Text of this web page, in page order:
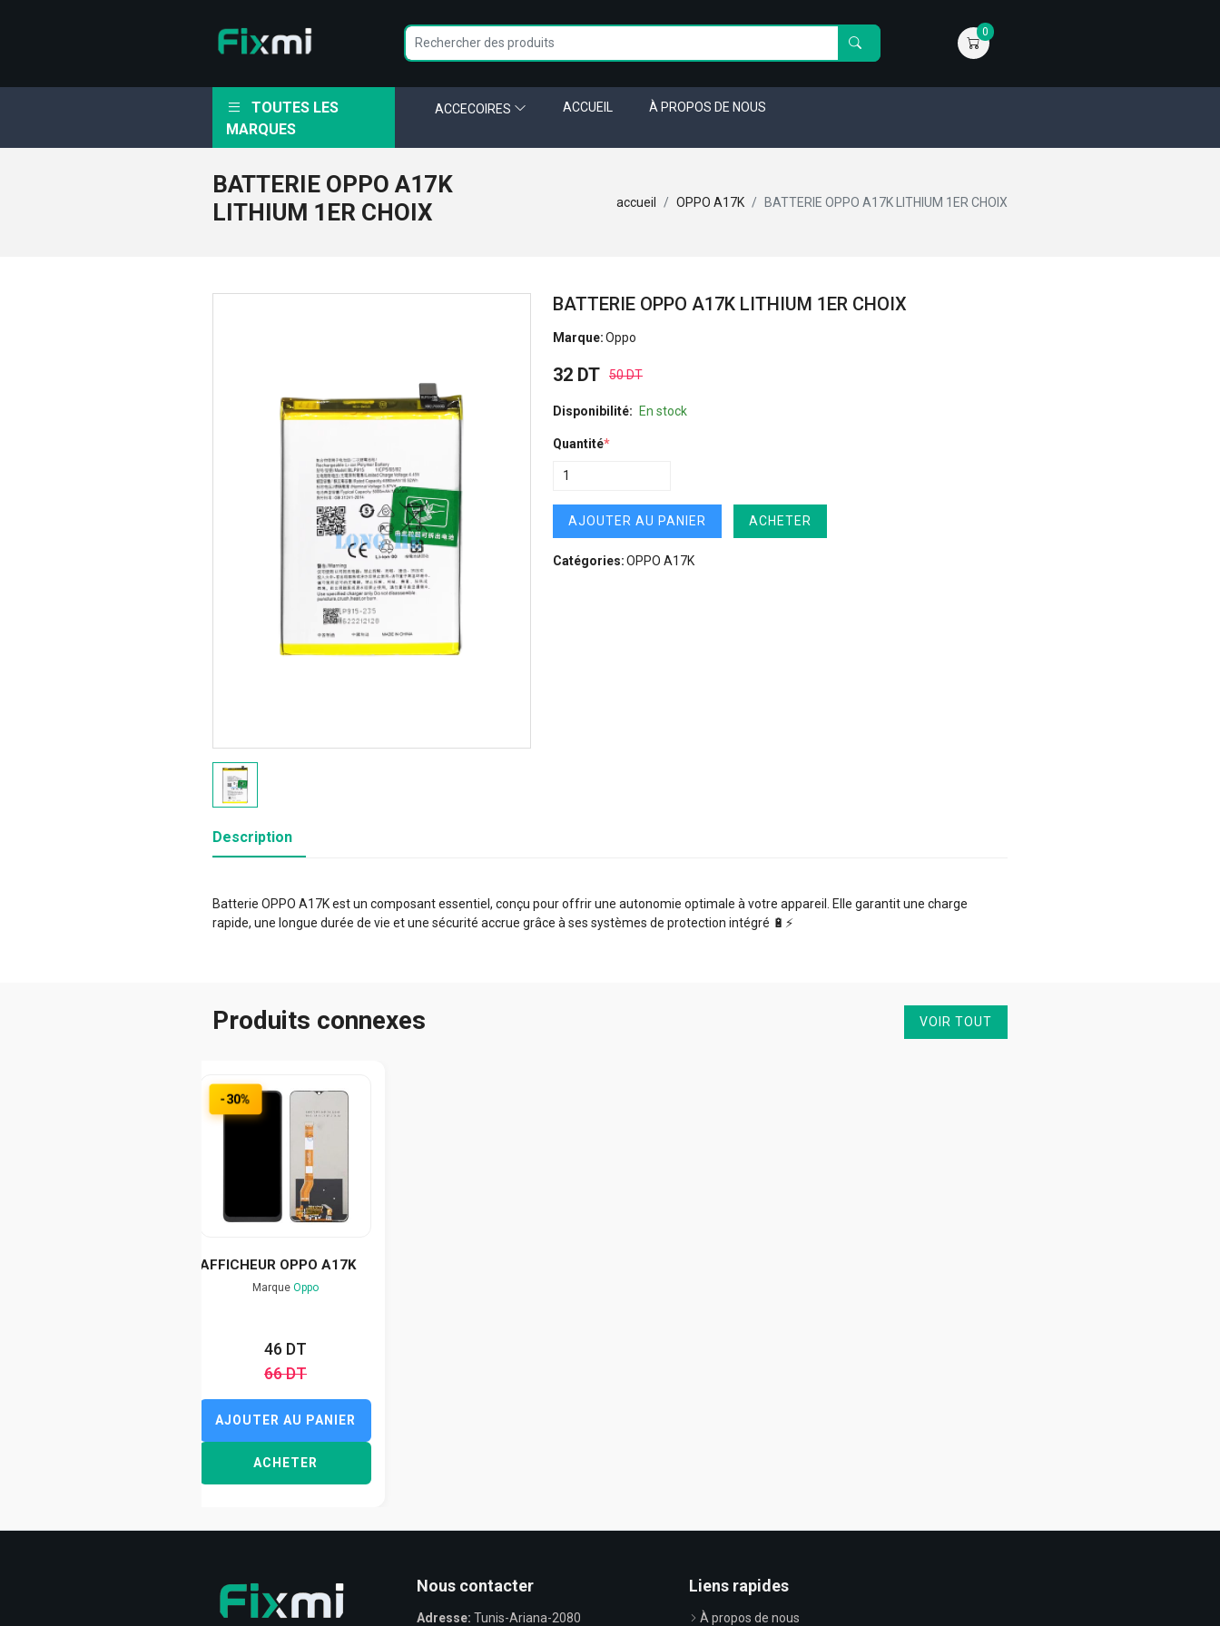
0
TOUTES LES
MARQUES
ACCECOIRES ACCUEIL À PROPOS DE NOUS
BATTERIE OPPO A17K
LITHIUM 1ER CHOIX
accueil OPPO A17K BATTERIE OPPO A17K LITHIUM 1ER CHOIX
BATTERIE OPPO A17K LITHIUM 1ER CHOIX
Marque:Oppo
32 DT 50 DT
Disponibilité: En stock
Quantité*
AJOUTER AU PANIER ACHETER
Catégories:OPPO A17K
Description
Batterie OPPO A17K est un composant essentiel, conçu pour offrir une autonomie optimale à votre appareil. Elle garantit une charge
rapide, une longue durée de vie et une sécurité accrue grâce à ses systèmes de protection intégré 🔋⚡️
Produits connexes VOIR TOUT
-30%
AFFICHEUR OPPO A17K
Marque Oppo
46 DT
66 DT
AJOUTER AU PANIER
ACHETER
Nous contacter
Adresse: Tunis-Ariana-2080
Liens rapides
À propos de nous